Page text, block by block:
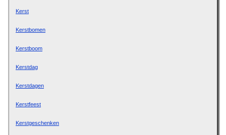
Kerst
Kerstbomen
Kerstboom
Kerstdag
Kerstdagen
Kerstfeest
Kerstgeschenken